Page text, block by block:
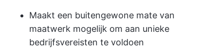
Maakt een buitengewone mate van
maatwerk mogelijk om aan unieke
bedrijfsvereisten te voldoen